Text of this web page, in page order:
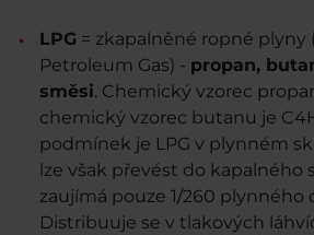
LPG = zkapalněné ropné plyny
Petroleum Gas) - propan,
směsi. Chemický vzorec
chemický vzorec butanu je
podmínek je LPG v plynném
lze však převést do kapalného
zaujímá pouze 1/260 plynného
Distribuuje se v tlakových